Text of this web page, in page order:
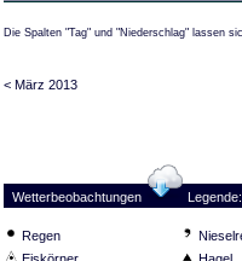
Die Spalten "Tag" und "Niederschlag" lassen
< März 2013
Wetterbeobachtungen Legende:
Regen